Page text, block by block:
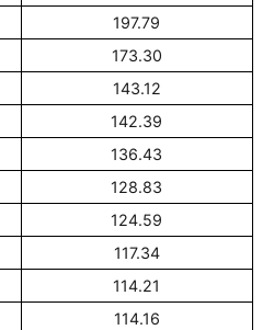
197.79
173.30
143.12
142.39
136.43
128.83
124.59
117.34
114.21
114.16